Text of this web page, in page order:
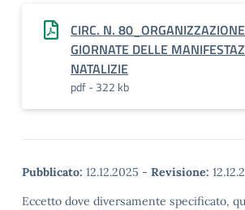
CIRC. N.
GIORNATE DELLE
NATALIZIE
pdf - 322 kb
Pubblicato: 12.12.2025 - Revisione:
Eccetto dove diversamente specificato,